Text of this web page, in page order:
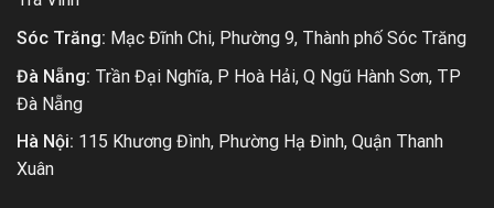
Sóc Trăng: Mạc Đĩnh Chi, Phường 9, Thành phố Sóc Trăng
Đà Nẵng: Trần Đại Nghĩa, P Hoà Hải, Q Ngũ Hành Sơn, TP
Đà Nẵng
Hà Nội: 115 Khương Đình, Phường Hạ Đình, Quận Thanh
Xuân